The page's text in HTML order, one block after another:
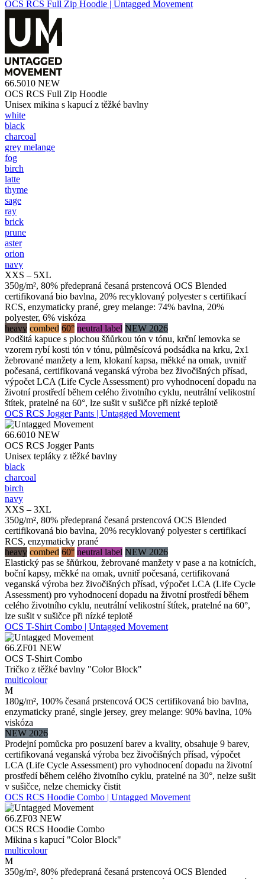
OCS RCS Full Zip Hoodie | Untagged Movement
66.5010 NEW
OCS RCS Full Zip Hoodie
Unisex mikina s kapucí z těžké bavlny
white
black
charcoal
grey melange
fog
birch
latte
thyme
sage
ray
brick
prune
aster
orion
navy
XXS – 5XL
350g/m², 80% předepraná česaná prstencová OCS Blended
certifikovaná bio bavlna, 20% recyklovaný polyester s certifikací
RCS, enzymaticky prané, grey melange: 74% bavlna, 20%
polyester, 6% viskóza
heavy combed 60° neutral label NEW 2026
Podšitá kapuce s plochou šňůrkou tón v tónu, krční lemovka se
vzorem rybí kosti tón v tónu, půlměsícová podsádka na krku, 2x1
žebrované manžety a lem, klokaní kapsa, měkké na omak, uvnitř
počesaná, certifikovaná veganská výroba bez živočišných přísad,
výpočet LCA (Life Cycle Assessment) pro vyhodnocení dopadu na
životní prostředí během celého životního cyklu, neutrální velikostní
štítek, pratelné na 60°, lze sušit v sušičce při nízké teplotě
OCS RCS Jogger Pants | Untagged Movement
66.6010 NEW
OCS RCS Jogger Pants
Unisex tepláky z těžké bavlny
black
charcoal
birch
navy
XXS – 3XL
350g/m², 80% předepraná česaná prstencová OCS Blended
certifikovaná bio bavlna, 20% recyklovaný polyester s certifikací
RCS, enzymaticky prané
heavy combed 60° neutral label NEW 2026
Elastický pas se šňůrkou, žebrované manžety v pase a na kotnících,
boční kapsy, měkké na omak, uvnitř počesaná, certifikovaná
veganská výroba bez živočišných přísad, výpočet LCA (Life Cycle
Assessment) pro vyhodnocení dopadu na životní prostředí během
celého životního cyklu, neutrální velikostní štítek, pratelné na 60°,
lze sušit v sušičce při nízké teplotě
OCS T-Shirt Combo | Untagged Movement
66.ZF01 NEW
OCS T-Shirt Combo
Tričko z těžké bavlny "Color Block"
multicolour
M
180g/m², 100% česaná prstencová OCS certifikovaná bio bavlna,
enzymaticky prané, single jersey, grey melange: 90% bavlna, 10%
viskóza
NEW 2026
Prodejní pomůcka pro posuzení barev a kvality, obsahuje 9 barev,
certifikovaná veganská výroba bez živočišných přísad, výpočet
LCA (Life Cycle Assessment) pro vyhodnocení dopadu na životní
prostředí během celého životního cyklu, pratelné na 30°, nelze sušit
v sušičce, nelze chemicky čistit
OCS RCS Hoodie Combo | Untagged Movement
66.ZF03 NEW
OCS RCS Hoodie Combo
Mikina s kapucí "Color Block"
multicolour
M
350g/m², 80% předepraná česaná prstencová OCS Blended